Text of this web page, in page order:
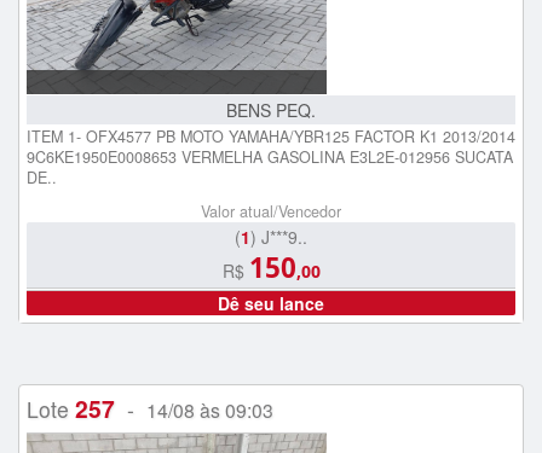
BENS PEQ.
ITEM 1- OFX4577 PB MOTO YAMAHA/YBR125 FACTOR K1 2013/2014
9C6KE1950E0008653 VERMELHA GASOLINA E3L2E-012956 SUCATA
DE..
Valor atual/Vencedor
(1) J***9..
R$ 150,00
Dê seu lance
Lote 257 - 14/08 às 09:03